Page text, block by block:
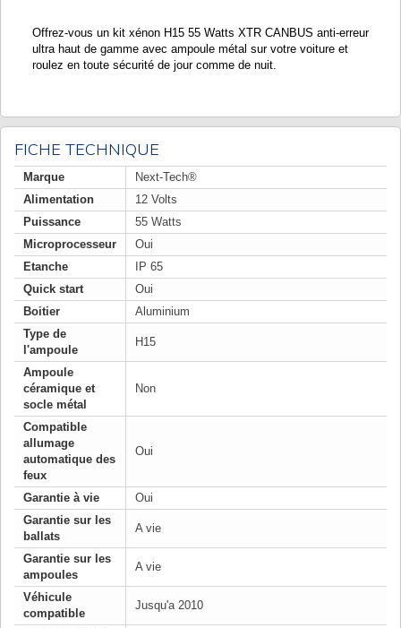
Offrez-vous un kit xénon H15 55 Watts XTR CANBUS anti-erreur
ultra haut de gamme avec ampoule métal sur votre voiture et
roulez en toute sécurité de jour comme de nuit.
FICHE TECHNIQUE
Marque
Next-Tech®
Alimentation
12 Volts
Puissance
55 Watts
Microprocesseur
Oui
Etanche
IP 65
Quick start
Oui
Boitier
Aluminium
Type de
l'ampoule
H15
Ampoule
céramique et
socle métal
Non
Compatible
allumage
automatique des
feux
Oui
Garantie à vie
Oui
Garantie sur les
ballats
A vie
Garantie sur les
ampoules
A vie
Véhicule
compatible
Jusqu'a 2010